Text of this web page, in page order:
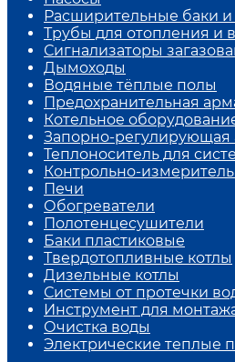
Расширительные баки и
Трубы для отопления и
Сигнализаторы
Дымоходы
Водяные тёплые полы
Предохранительная
Котельное
Запорно-регулирующая
Теплоноситель для
Контрольно-
Печи
Обогреватели
Полотенцесушители
Баки пластиковые
Твердотопливные котлы
Дизельные котлы
Системы от протечки
Инструмент для
Очистка воды
Электрические теплые